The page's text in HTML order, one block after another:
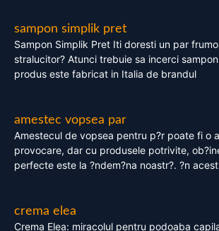
sampon simplik pret
Sampon Simplik Pret Iti doresti un par
stralucitor? Atunci trebuie sa incerci
produs este fabricat in Italia de brandul
amestec vopsea par
Amestecul de vopsea pentru p?r poate fi o
provocare, dar cu produsele potrivite,
perfecte este la ?ndem?na noastr?. ?n
crema elea
Crema Elea: miracolul pentru podoaba